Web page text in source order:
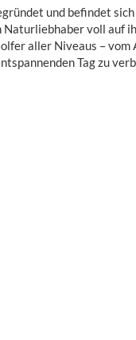
und befindet
voll auf
aller Niveaus –
Tag zu